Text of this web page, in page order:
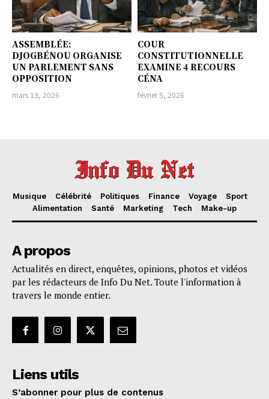
ASSEMBLÉE:
DJOGBÉNOU ORGANISE
UN PARLEMENT SANS
OPPOSITION
mars 13, 2026
COUR
CONSTITUTIONNELLE
EXAMINE 4 RECOURS
CÉNA
février 5, 2026
Musique Célébrité Politiques Finance Voyage
Sport
Alimentation
Santé Marketing Tech Make-up
A propos
Actualités en direct, enquêtes, opinions, photos et vidéos
par les rédacteurs de Info Du Net. Toute l'information à
travers le monde entier.
Liens utils
S’abonner pour plus de contenus